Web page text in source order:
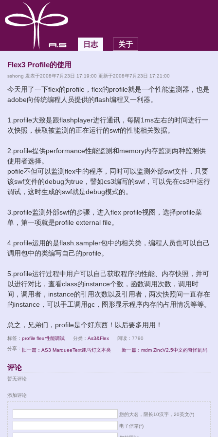
日志 关于
Flex3 Profile的使用
sshong 发表于2008年7月23日 17:19:00 更新于2008年7月23日 17:21:00
今天用了一下flex的profile，flex的profile就是一个性能监测器，也是
adobe向传统编程人员提供的flash编程又一利器。
1.profile大致是跟flashplayer进行通讯，每隔1ms左右的时间进行一
次快照，获取被监测的正在运行的swf的性能相关数据。
2.profile提供performance性能监测和memory内存监测两种监测供
使用者选择。
pofile不但可以监测flex中的程序，同时可以监测外部swf文件，只要
该swf文件的debug为true，譬如cs3编写的swf，可以先在cs3中运行
调试，这时生成的swf就是debug模式的。
3.profile监测外部swf的步骤，进入flex profile视图，选择profile菜
单，第一项就是profile external file。
4.profile运用的是flash.sampler包中的相关类，编程人员也可以自己
调用包中的类编写自己的profile。
5.profile运行过程中用户可以自己获取程序的性能、内存快照，并可
以进行对比，查看class的instance个数，函数调用次数，调用时
间，调用者，instance的引用次数以及引用者，两次快照间一直存在
的instance，可以手工调用gc，图形显示程序内存的占用情况等等。
总之，兄弟们，profile是个好东西！以后要多用用！
标签： profile flex性能调试 分类： As3&Flex
阅读：7790
分享：
旧一篇：AS3 MarqueeText跑马灯文本类 新一篇：mdm ZincV2.5中文的奇怪乱码
评论
暂无评论
添加评论
您的大名，限长10汉字，20英文(*)
电子信箱(*)